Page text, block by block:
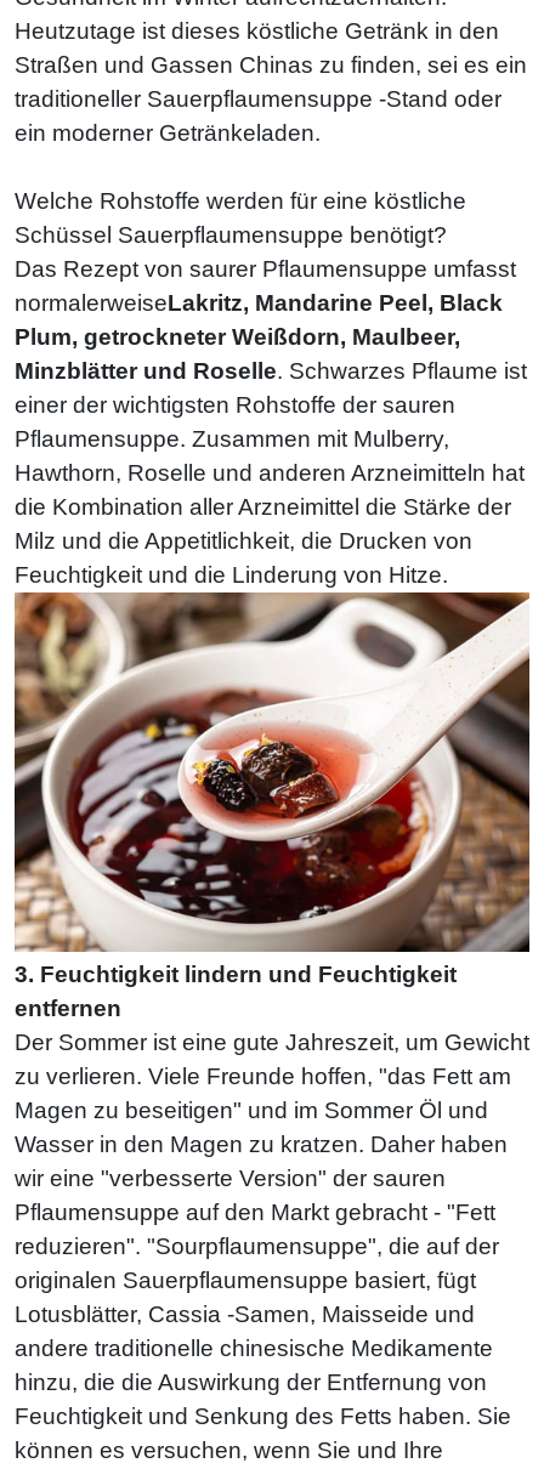
Heutzutage ist dieses köstliche Getränk in den
Straßen und Gassen Chinas zu finden, sei es ein
traditioneller Sauerpflaumensuppe -Stand oder
ein moderner Getränkeladen.
Welche Rohstoffe werden für eine köstliche
Schüssel Sauerpflaumensuppe benötigt?
Das Rezept von saurer Pflaumensuppe umfasst
normalerweiseLakritz, Mandarine Peel, Black
Plum, getrockneter Weißdorn, Maulbeer,
Minzblätter und Roselle. Schwarzes Pflaume ist
einer der wichtigsten Rohstoffe der sauren
Pflaumensuppe. Zusammen mit Mulberry,
Hawthorn, Roselle und anderen Arzneimitteln hat
die Kombination aller Arzneimittel die Stärke der
Milz und die Appetitlichkeit, die Drucken von
Feuchtigkeit und die Linderung von Hitze.
3. Feuchtigkeit lindern und Feuchtigkeit
entfernen
Der Sommer ist eine gute Jahreszeit, um Gewicht
zu verlieren. Viele Freunde hoffen, "das Fett am
Magen zu beseitigen" und im Sommer Öl und
Wasser in den Magen zu kratzen. Daher haben
wir eine "verbesserte Version" der sauren
Pflaumensuppe auf den Markt gebracht - "Fett
reduzieren". "Sourpflaumensuppe", die auf der
originalen Sauerpflaumensuppe basiert, fügt
Lotusblätter, Cassia -Samen, Maisseide und
andere traditionelle chinesische Medikamente
hinzu, die die Auswirkung der Entfernung von
Feuchtigkeit und Senkung des Fetts haben. Sie
können es versuchen, wenn Sie und Ihre